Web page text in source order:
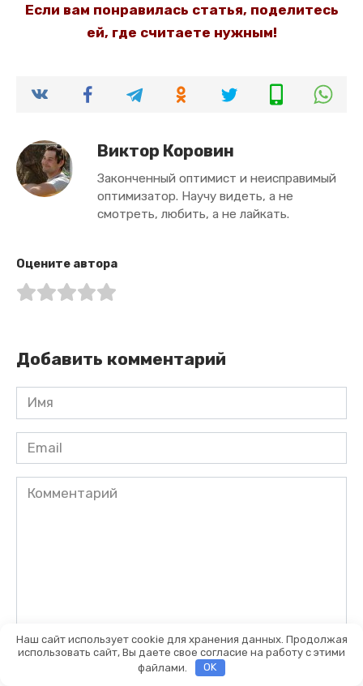
Если вам понравилась статья, поделитесь
ей, где считаете нужным!
Виктор Коровин
Законченный оптимист и неисправимый
оптимизатор. Научу видеть, а не
смотреть, любить, а не лайкать.
Оцените автора
Добавить комментарий
Имя
Email
Комментарий
Сохранить моё имя, email и адрес сайта в этом браузере
Наш сайт использует cookie для хранения данных. Продолжая
использовать сайт, Вы даете свое согласие на работу с этими
файлами.
OK